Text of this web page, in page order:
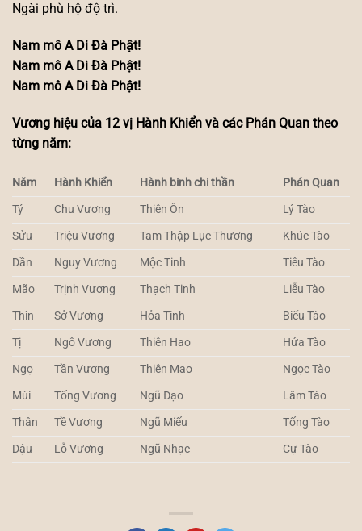
Ngài phù hộ độ trì.
Nam mô A Di Đà Phật!
Nam mô A Di Đà Phật!
Nam mô A Di Đà Phật!
Vương hiệu của 12 vị Hành Khiển và các Phán Quan theo
từng năm:
Năm Hành Khiển Hành binh chi thần
Phán Quan
Tý
Chu Vương Thiên Ôn
Lý Tào
Sửu
Triệu Vương Tam Thập Lục Thương
Khúc Tào
Dần
Nguy Vương Mộc Tinh
Tiêu Tào
Mão
Trịnh Vương Thạch Tinh
Liễu Tào
Thìn
Sở Vương Hỏa Tinh
Biểu Tào
Tị
Ngô Vương Thiên Hao
Hứa Tào
Ngọ
Tần Vương Thiên Mao
Ngọc Tào
Mùi
Tống Vương Ngũ Đạo
Lâm Tào
Thân
Tề Vương Ngũ Miếu
Tống Tào
Dậu
Lỗ Vương Ngũ Nhạc Cự Tào